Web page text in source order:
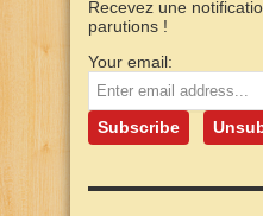
Recevez une
parutions !
Your email: